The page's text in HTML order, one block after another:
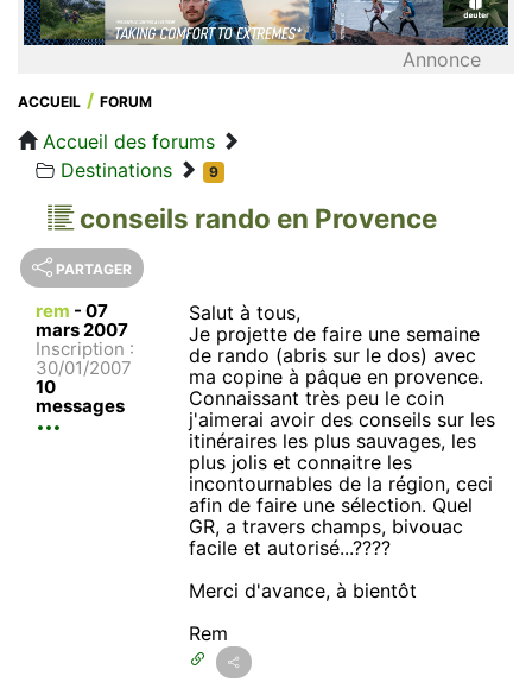
Annonce
ACCUEIL FORUM
Accueil des forums
Destinations
9
conseils rando en Provence
PARTAGER
rem - 07
mars 2007
Inscription :
30/01/2007
10
messages
Salut à tous,
Je projette de faire une semaine
de rando (abris sur le dos) avec
ma copine à pâque en provence.
Connaissant très peu le coin
j'aimerai avoir des conseils sur les
itinéraires les plus sauvages, les
plus jolis et connaitre les
incontournables de la région, ceci
afin de faire une sélection. Quel
GR, a travers champs, bivouac
facile et autorisé...????
Merci d'avance, à bientôt
Rem